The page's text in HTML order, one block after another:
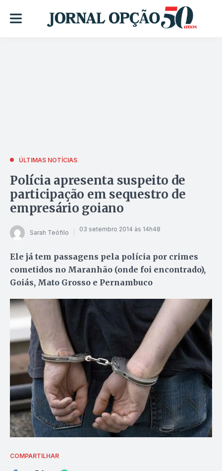
ÚLTIMAS NOTÍCIAS
Polícia apresenta suspeito de
participação em sequestro de
empresário goiano
Sarah Teófilo 03 setembro 2014 às 14h48
Ele já tem passagens pela polícia por crimes
cometidos no Maranhão (onde foi encontrado),
Goiás, Mato Grosso e Pernambuco
COMPARTILHAR